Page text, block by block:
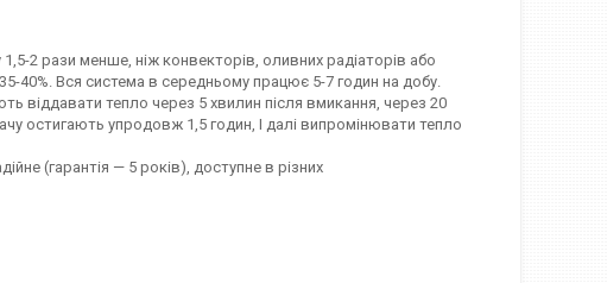
2 рази менше, ніж конвекторів, оливних радіаторів або
40%. Вся система в середньому працює 5-7 годин на добу.
віддавати тепло через 5 хвилин після вмикання, через 20
остигають упродовж 1,5 годин, І далі випромінювати тепло
(гарантія — 5 років), доступне в різних